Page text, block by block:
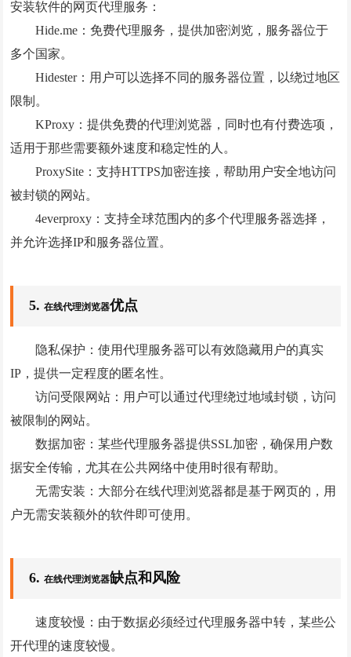
安装软件的网页代理服务：
Hide.me：免费代理服务，提供加密浏览，服务器位于
多个国家。
Hidester：用户可以选择不同的服务器位置，以绕过地区
限制。
KProxy：提供免费的代理浏览器，同时也有付费选项，
适用于那些需要额外速度和稳定性的人。
ProxySite：支持HTTPS加密连接，帮助用户安全地访问
被封锁的网站。
4everproxy：支持全球范围内的多个代理服务器选择，
并允许选择IP和服务器位置。
5.在线代理浏览器优点
隐私保护：使用代理服务器可以有效隐藏用户的真实
IP，提供一定程度的匿名性。
访问受限网站：用户可以通过代理绕过地域封锁，访问
被限制的网站。
数据加密：某些代理服务器提供SSL加密，确保用户数
据安全传输，尤其在公共网络中使用时很有帮助。
无需安装：大部分在线代理浏览器都是基于网页的，用
户无需安装额外的软件即可使用。
6.在线代理浏览器缺点和风险
速度较慢：由于数据必须经过代理服务器中转，某些公
开代理的速度较慢。